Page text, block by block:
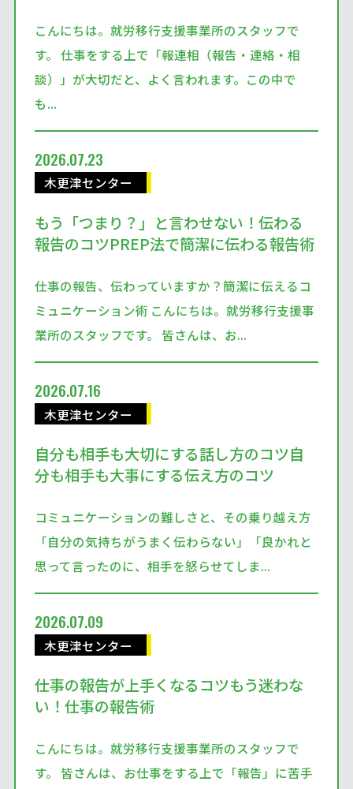
こんにちは。就労移行支援事業所のスタッフで
す。 仕事をする上で「報連相（報告・連絡・相
談）」が大切だと、よく言われます。この中で
も...
2026.07.23
木更津センター
もう「つまり？」と言わせない！伝わる
報告のコツPREP法で簡潔に伝わる報告術
仕事の報告、伝わっていますか？簡潔に伝えるコ
ミュニケーション術 こんにちは。就労移行支援事
業所のスタッフです。 皆さんは、お...
2026.07.16
木更津センター
自分も相手も大切にする話し方のコツ自
分も相手も大事にする伝え方のコツ
コミュニケーションの難しさと、その乗り越え方
「自分の気持ちがうまく伝わらない」「良かれと
思って言ったのに、相手を怒らせてしま...
2026.07.09
木更津センター
仕事の報告が上手くなるコツもう迷わな
い！仕事の報告術
こんにちは。就労移行支援事業所のスタッフで
す。 皆さんは、お仕事をする上で「報告」に苦手